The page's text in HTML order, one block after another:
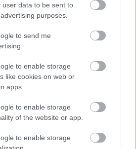
user data to be sent to
purposes.
to send me
to enable storage
like cookies on web or
apps.
to enable storage
of the website or app.
to enable storage
Kesihatan
kardiovaskular. Ia
paru-paru, yang membawa
kecekapan. Penggunaan yang
organ ini, memastikan
oksigen yang lebih
membantu membina stamina